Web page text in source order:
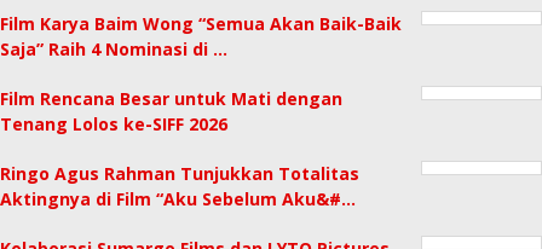
Film Karya Baim Wong “Semua Akan Baik-Baik
Saja” Raih 4 Nominasi di …
Film Rencana Besar untuk Mati dengan
Tenang Lolos ke-SIFF 2026
Ringo Agus Rahman Tunjukkan Totalitas
Aktingnya di Film “Aku Sebelum Aku&#…